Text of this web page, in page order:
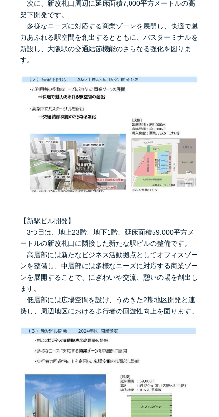
次に、新改札口周辺に延床面積7,000平方メートルの高
架下開発です。
多様なニーズに対応する商業ゾーンを展開し、快適で魅
力あふれる駅空間を創出するとともに、バスターミナルを
新設し、大阪駅の交通結節機能のさらなる強化を図りま
す。
【新駅ビル開発】
3つ目は、地上23階、地下1階、延床面積59,000平方メ
ートルの新改札口に隣接した新たな駅ビルの整備です。
高層部には新たなビジネス活動拠点としてオフィスゾー
ンを整備し、中層部には多様なニーズに対応する商業ゾー
ンを展開することで、にぎわいや交流、憩いの場を創出し
ます。
低層部には広場空間を設け、うめきた2期地区開発と連
携し、周辺地区における歩行者の回遊性向上を図ります。